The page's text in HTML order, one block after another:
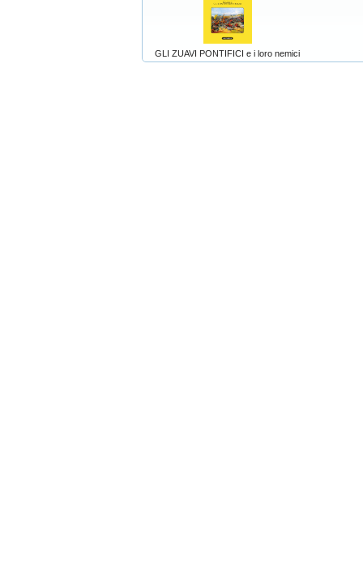
GLI ZUAVI PONTIFICI e i loro nemici